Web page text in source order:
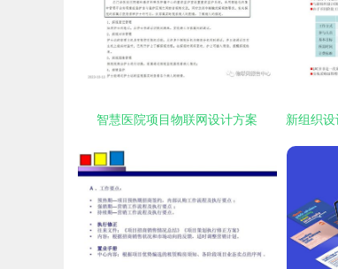
智慧医院项目物联网设计方案